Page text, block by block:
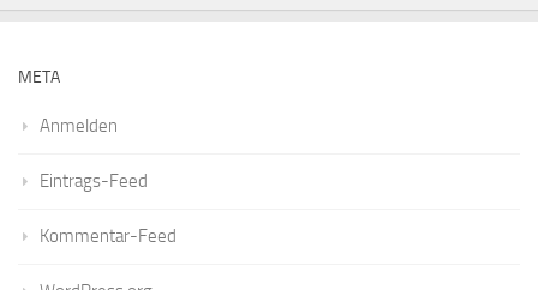
META
Anmelden
Eintrags-Feed
Kommentar-Feed